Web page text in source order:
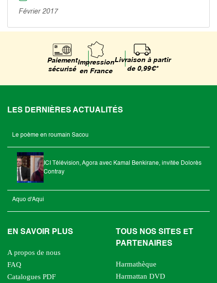
Février 2017
Paiement
sécurisé
Impression
en France
Livraison à partir
de 0,99€*
LES DERNIÈRES ACTUALITÉS
Le poème en roumain Sacou
ICI Télévision, Agora avec Kamal Benkirane, invitée Dolorès
Contray
Aquo d'Aqui
EN SAVOIR PLUS
A propos de nous
FAQ
Catalogues PDF
TOUS NOS SITES ET
PARTENAIRES
Harmathèque
Harmattan DVD